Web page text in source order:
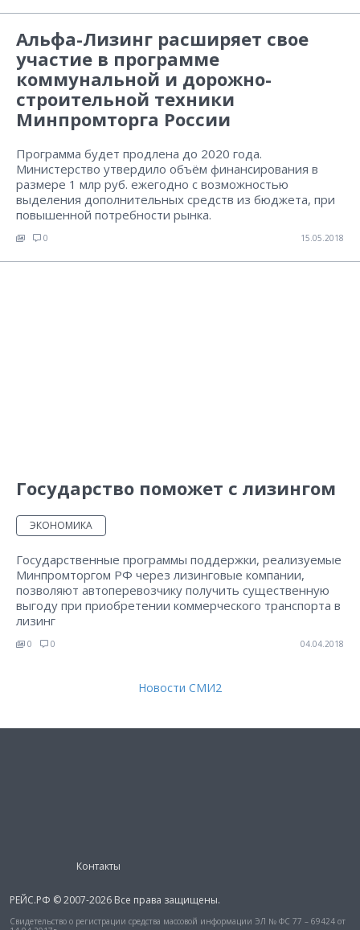
Альфа-Лизинг расширяет свое
участие в программе
коммунальной и дорожно-
строительной техники
Минпромторга России
Программа будет продлена до 2020 года.
Министерство утвердило объём финансирования в
размере 1 млр руб. ежегодно с возможностью
выделения дополнительных средств из бюджета, при
повышенной потребности рынка.
0 15.05.2018
Государство поможет с лизингом
ЭКОНОМИКА
Государственные программы поддержки, реализуемые
Минпромторгом РФ через лизинговые компании,
позволяют автоперевозчику получить существенную
выгоду при приобретении коммерческого транспорта в
лизинг
0 0 04.04.2018
Новости СМИ2
Контакты
РЕЙС.РФ © 2007-2026 Все права защищены.
Свидетельство о регистрации средства массовой информации ЭЛ № ФС 77 – 69424 от